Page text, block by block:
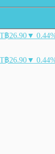
฿26.90▼
฿26.90▼